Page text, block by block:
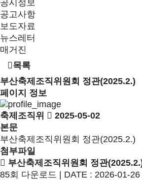
공시정보
공고사항
보도자료
뉴스레터
매거진
목록
부산축제조직위원회 정관(2025.2.)
페이지 정보
축제조직위
2025-05-02
본문
부산축제조직위원회 정관(2025.2.)
첨부파일
부산축제조직위원회 정관
85회 다운로드 | DATE : 2026-01-